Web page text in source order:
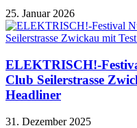
25. Januar 2026
ELEKTRISCH!-
Club Seilerstrasse
Headliner
31. Dezember 2025